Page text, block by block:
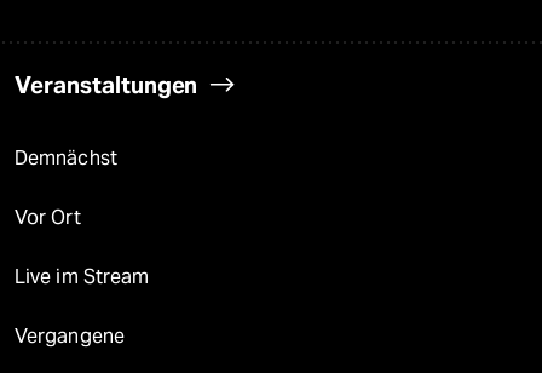
Veranstaltungen
Demnächst
Vor Ort
Live im Stream
Vergangene